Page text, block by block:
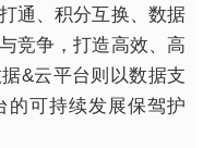
通、积分互换、数据
竞争，打造高效、高
&云平台则以数据支
的可持续发展保驾护